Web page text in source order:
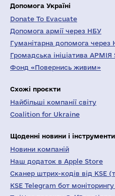
Допомога Україні
Donate To Evacuate
Допомога армії через НБУ
Гуманітарна допомога через
Громадська ініціатива АРМІЯ
Фонд «Повернись живим»
Схожі проєкти
Найбільші компанії світу
Coalition for Ukraine
Щоденні новини і інструменти
Новини компаній
Наш додаток в Apple Store
Сканер штрих-кодів від KSE
KSE Telegram бот